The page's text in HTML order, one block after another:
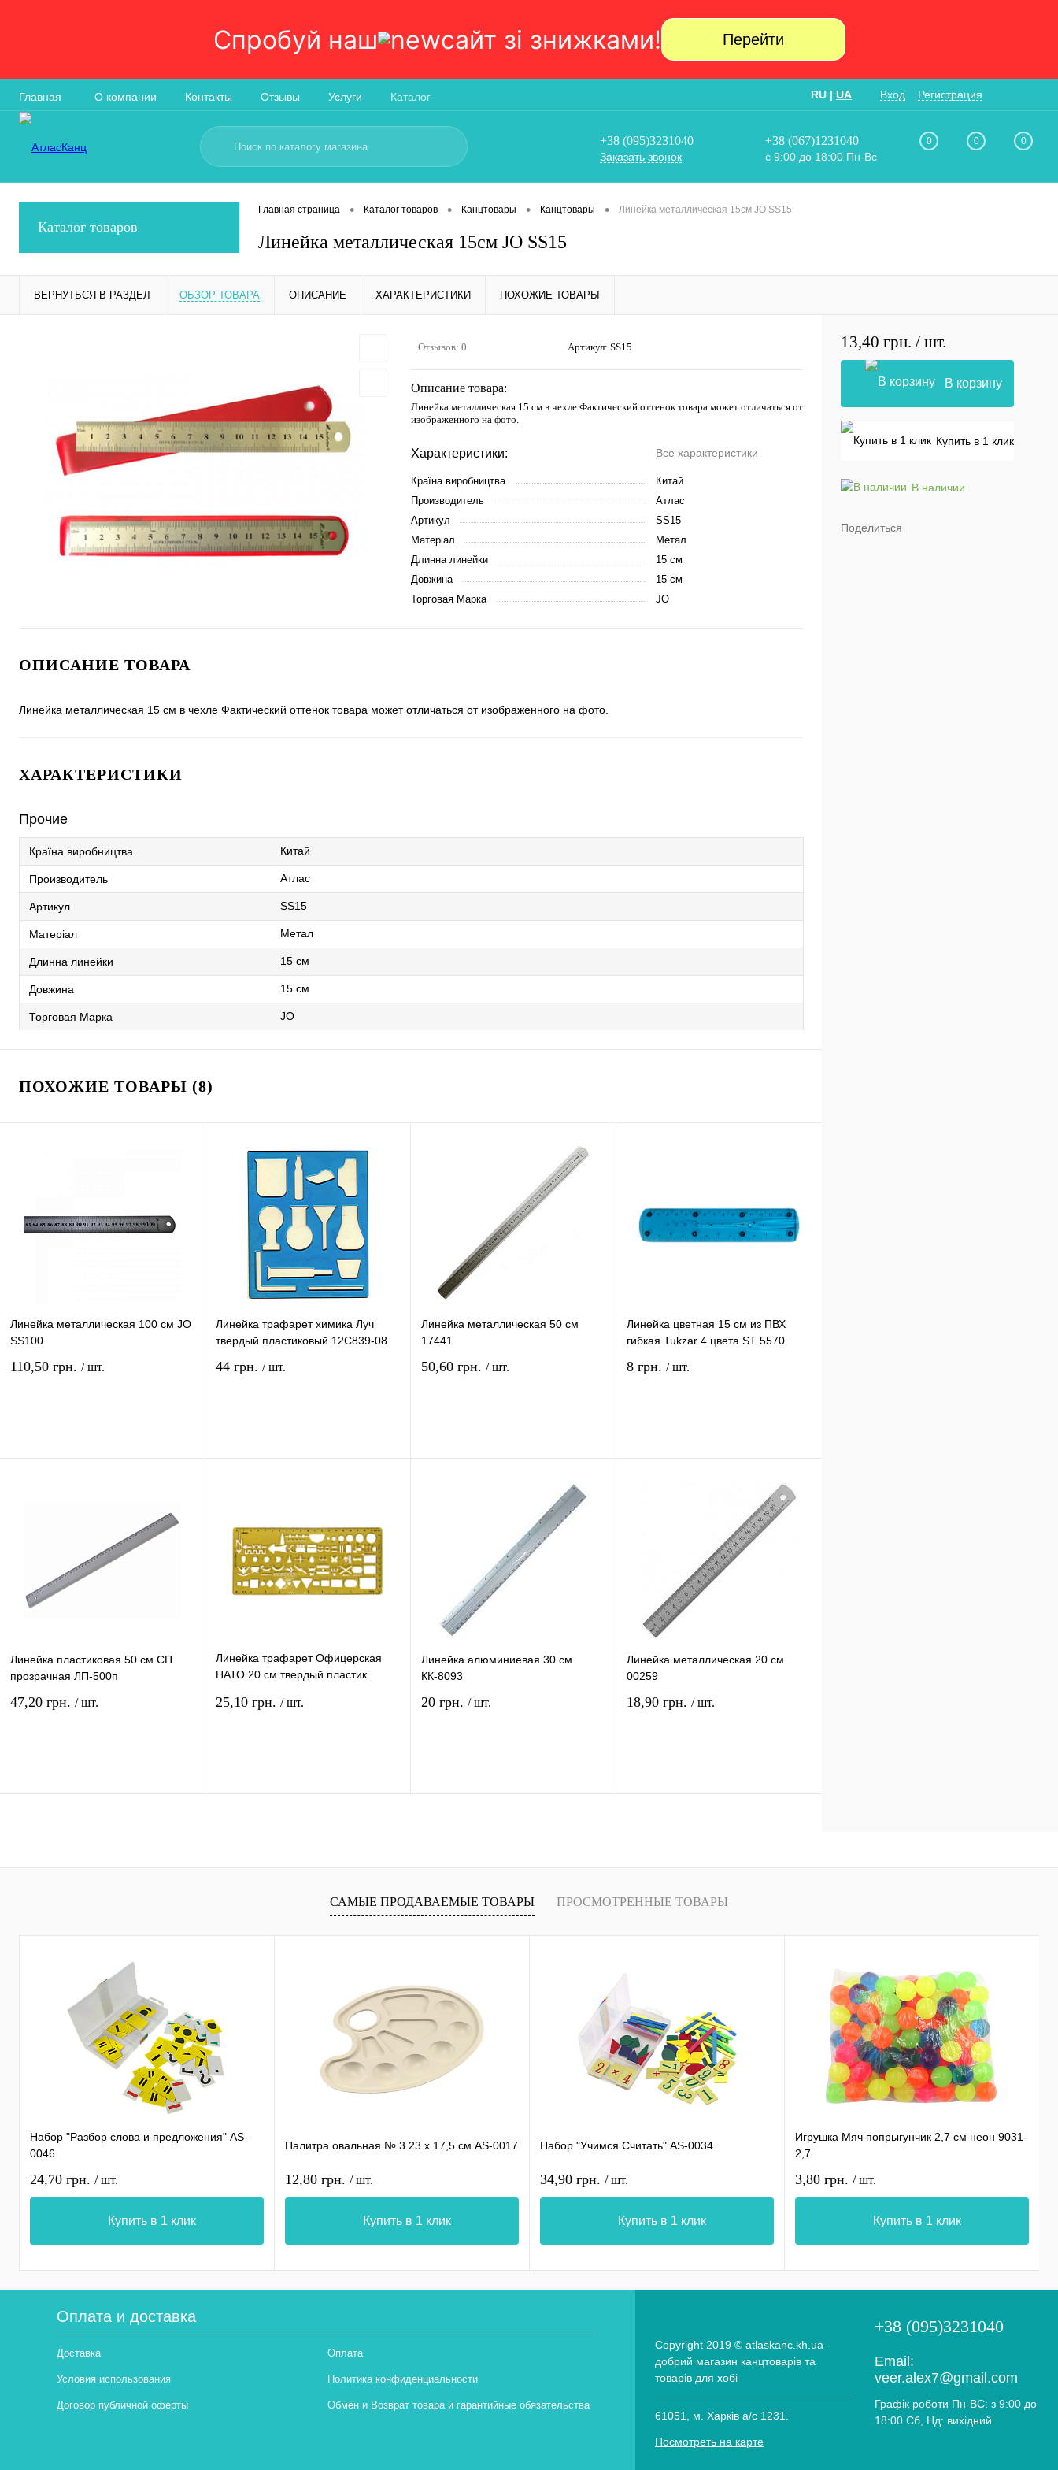
Спробуй наш сайт зi знижками! Перейти
Главная О компании Контакты Отзывы Услуги Каталог RU | UA Вход Регистрация
+38 (095)3231040
Заказать звонок
+38 (067)1231040
с 9:00 до 18:00 Пн-Вс
0 0 0
Каталог товаров
Главная страница • Каталог товаров • Канцтовары • Канцтовары • Линейка металлическая 15см JO SS15
Линейка металлическая 15см JO SS15
ВЕРНУТЬСЯ В РАЗДЕЛ ОБЗОР ТОВАРА ОПИСАНИЕ ХАРАКТЕРИСТИКИ ПОХОЖИЕ ТОВАРЫ
Отзывов: 0 Артикул: SS15
Описание товара:
Линейка металлическая 15 см в чехле Фактический оттенок товара может отличаться от
изображенного на фото.
Характеристики: Все характеристики
Країна виробництва
Китай
Производитель
Атлас
Артикул
SS15
Матеріал
Метал
Длинна линейки
15 см
Довжина
15 см
Торговая Марка
JO
ОПИСАНИЕ ТОВАРА
Линейка металлическая 15 см в чехле Фактический оттенок товара может отличаться от изображенного на фото.
ХАРАКТЕРИСТИКИ
Прочие
Країна виробництва Китай
Производитель Атлас
Артикул SS15
Матеріал Метал
Длинна линейки 15 см
Довжина 15 см
Торговая Марка JO
ПОХОЖИЕ ТОВАРЫ (8)
Линейка металлическая 100 см JO
SS100
110,50 грн. / шт.
Линейка трафарет химика Луч
твердый пластиковый 12С839-08
44 грн. / шт.
Линейка металлическая 50 см
17441
50,60 грн. / шт.
наличии
Линейка цветная 15 см из ПВХ
гибкая Tukzar 4 цвета ST 5570
8 грн. / шт.
наличии
Линейка пластиковая 50 см СП
прозрачная ЛП-500п
47,20 грн. / шт.
Линейка трафарет Офицерская
НАТО 20 см твердый пластик
25,10 грн. / шт.
Линейка алюминиевая 30 см
КК-8093
20 грн. / шт.
Линейка металлическая 20 см
00259
18,90 грн. / шт.
13,40 грн. / шт.
В корзину
Купить в 1 клик
В наличии
Поделиться
САМЫЕ ПРОДАВАЕМЫЕ ТОВАРЫ ПРОСМОТРЕННЫЕ ТОВАРЫ
Набор "Разбор слова и предложения" AS-
0046
24,70 грн. / шт.
Купить в 1 клик
Палитра овальная № 3 23 х 17,5 см AS-0017
12,80 грн. / шт.
Купить в 1 клик
Набор "Учимся Считать" AS-0034
34,90 грн. / шт.
Купить в 1 клик
Игрушка Мяч попрыгунчик 2,7 см неон 9031-
2,7
3,80 грн. / шт.
Купить в 1 клик
Оплата и доставка
Доставка Оплата
Условия использования Политика конфиденциальности
Договор публичной оферты Обмен и Возврат товара и гарантийные обязательства
Copyright 2019 © atlaskanc.kh.ua -
добрий магазин канцтоварів та
товарів для хобі
61051, м. Харків а/с 1231.
Посмотреть на карте
+38 (095)3231040
Email:
veer.alex7@gmail.com
Графік роботи Пн-ВС: з 9:00 до
18:00 Сб, Нд: вихідний